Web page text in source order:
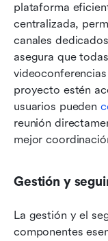
plataforma
centralizada,
canales
asegura que
proyecto estén
usuarios pueden
reunión
mejor
Gestión y
La gestión y el
componentes